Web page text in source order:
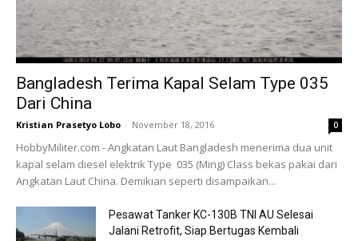
Bangladesh Terima Kapal Selam Type 035
Dari China
Kristian Prasetyo Lobo - November 18, 2016 0
HobbyMiliter.com - Angkatan Laut Bangladesh menerima dua unit
kapal selam diesel elektrik Type 035 (Ming) Class bekas pakai dari
Angkatan Laut China. Demikian seperti disampaikan...
Pesawat Tanker KC-130B TNI AU Selesai
Jalani Retrofit, Siap Bertugas Kembali